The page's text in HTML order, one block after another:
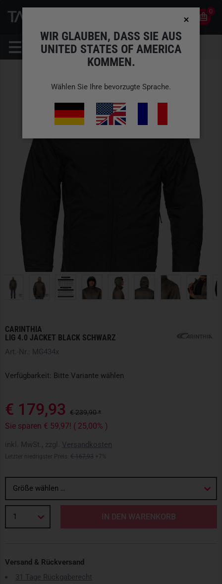
0
CARINTHIA
LIG 4.0 JACKET BLACK SCHWARZ
Art.-Nr.: MG434x
Verfügbarkeit: Bitte Variante wählen
€ 179,93 € 239,90 *
Sie sparen € 59,97! ( 25,00% )
inkl. MwSt., zzgl. Versandkosten
Letzter niedrigster Preis: € 167,93 +7%
Größe wählen …
1 IN DEN WARENKORB
Versand & Rückversand
31 Tage Rückgaberecht
WIR GLAUBEN, DASS SIE AUS
UNITED STATES OF AMERICA
KOMMEN.
Wählen Sie Ihre bevorzugte Sprache.